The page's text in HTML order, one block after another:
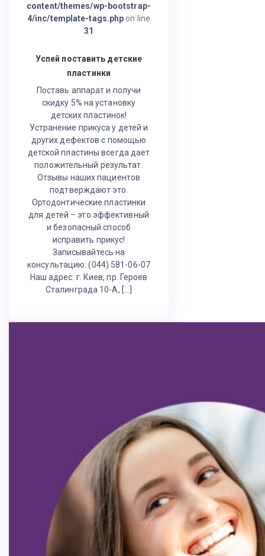
content/themes/wp-bootstrap-
4/inc/template-tags.php on line
31
Успей поставить детские
пластинки
Поставь аппарат и получи
скидку 5% на установку
детских пластинок!
Устранение прикуса у детей и
других дефектов с помощью
детской пластины всегда дает
положительный результат.
Отзывы наших пациентов
подтверждают это.
Ортодонтические пластинки
для детей – это эффективный
и безопасный способ
исправить прикус!
Записывайтесь на
консультацию: (044) 581-06-07
Наш адрес: г. Киев, пр. Героев
Сталинграда 10-А, […]